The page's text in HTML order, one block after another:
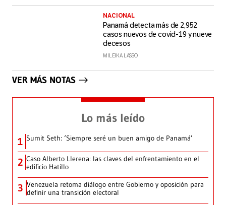
NACIONAL
Panamá detecta más de 2,952
casos nuevos de covid-19 y nueve
decesos
MILEIKA LASSO
VER MÁS NOTAS
Lo más leído
1 Sumit Seth: ‘Siempre seré un buen amigo de Panamá’
2 Caso Alberto Llerena: las claves del enfrentamiento en el
edificio Hatillo
3 Venezuela retoma diálogo entre Gobierno y oposición para
definir una transición electoral